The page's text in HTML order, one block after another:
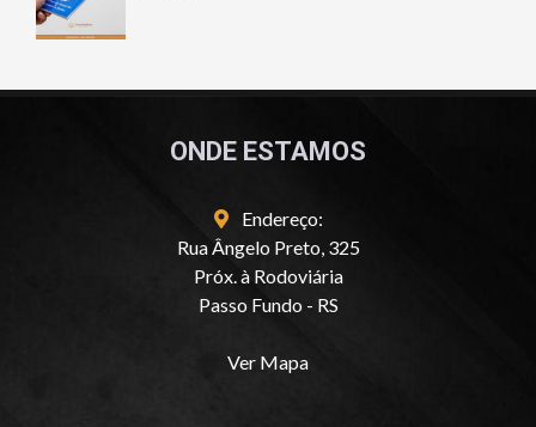
ONDE ESTAMOS
Endereço:
Rua Ângelo Preto, 325
Próx. à Rodoviária
Passo Fundo - RS
Ver Mapa